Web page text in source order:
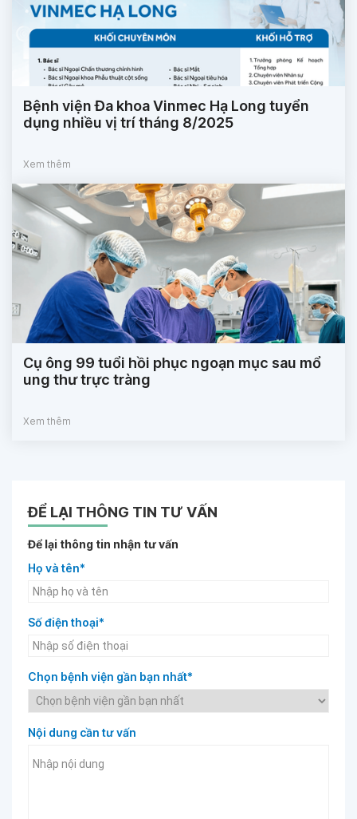
Bệnh viện Đa khoa Vinmec Hạ Long tuyển
dụng nhiều vị trí tháng 8/2025
Xem thêm
Cụ ông 99 tuổi hồi phục ngoạn mục sau mổ
ung thư trực tràng
Xem thêm
ĐỂ LẠI THÔNG TIN TƯ VẤN
Để lại thông tin nhận tư vấn
Họ và tên*
Số điện thoại*
Chọn bệnh viện gần bạn nhất*
Nội dung cần tư vấn